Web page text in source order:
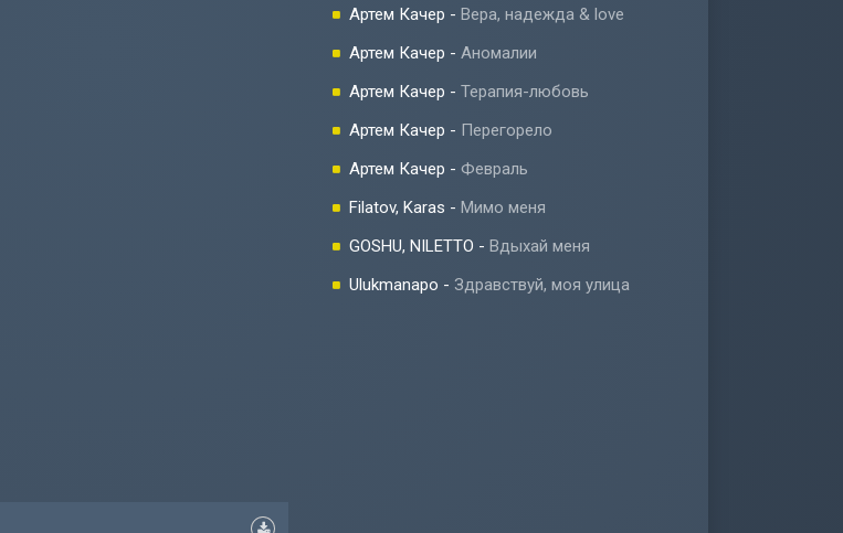
Артем Качер - Вера, надежда & love
Артем Качер - Аномалии
Артем Качер - Терапия-любовь
Артем Качер - Перегорело
Артем Качер - Февраль
Filatov, Karas - Мимо меня
GOSHU, NILETTO - Вдыхай меня
Ulukmanapo - Здравствуй, моя улица